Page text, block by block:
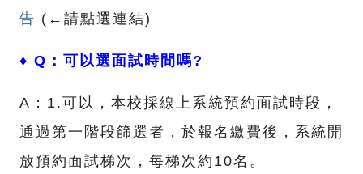
告 (←請點選連結)
♦ Q：可以選面試時間嗎?
A：1.可以，本校採線上系統預約面試時段，
通過第一階段篩選者，於報名繳費後，系統開
放預約面試梯次，每梯次約10名。